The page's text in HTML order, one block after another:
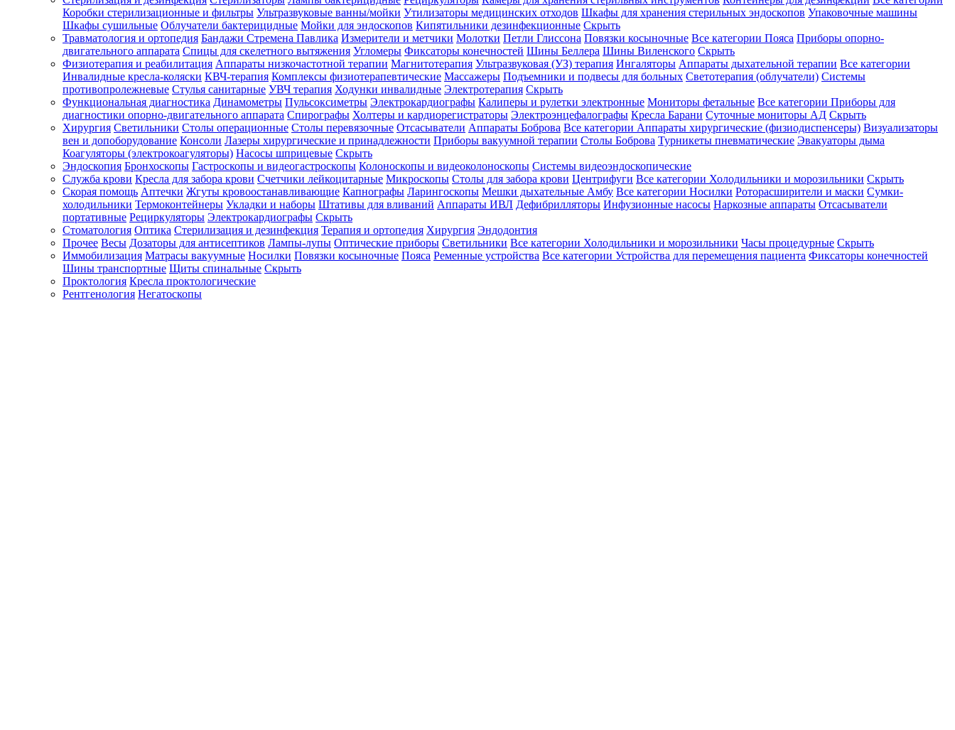
Зарегистрироваться
Зачем
регистрироваться?
Все
покупки
в
одном
месте
Личный
менеджер
Отслеживание
статуса
заказа
Коробки стерилизационные и фильтры Ультразвуковые ванны/мойки Утилизаторы медицинских отходов Шкафы для хранения стерильных эндоскопов Упаковочные машины
Шкафы сушильные Облучатели бактерицидные Мойки для эндоскопов Кипятильники дезинфекционные Скрыть
Травматология и ортопедия Бандажи Стремена Павлика Измерители и метчики Молотки Петли Глиссона Повязки косыночные Все категории Пояса Приборы опорно-
двигательного аппарата Спицы для скелетного вытяжения Угломеры Фиксаторы конечностей Шины Беллера Шины Виленского Скрыть
Физиотерапия и реабилитация Аппараты низкочастотной терапии Магнитотерапия Ультразвуковая (УЗ) терапия Ингаляторы Аппараты дыхательной терапии Все категории
Инвалидные кресла-коляски КВЧ-терапия Комплексы физиотерапевтические Массажеры Подъемники и подвесы для больных Светотерапия (облучатели) Системы
противопролежневые Стулья санитарные УВЧ терапия Ходунки инвалидные Электротерапия Скрыть
Функциональная диагностика Динамометры Пульсоксиметры Электрокардиографы Калиперы и рулетки электронные Мониторы фетальные Все категории Приборы для
диагностики опорно-двигательного аппарата Спирографы Холтеры и кардиорегистраторы Электроэнцефалографы Кресла Барани Суточные мониторы АД Скрыть
Хирургия Светильники Столы операционные Столы перевязочные Отсасыватели Аппараты Боброва Все категории Аппараты хирургические (физиодиспенсеры) Визуализаторы
вен и допоборудование Консоли Лазеры хирургические и принадлежности Приборы вакуумной терапии Столы Боброва Турникеты пневматические Эвакуаторы дыма
Коагуляторы (электрокоагуляторы) Насосы шприцевые Скрыть
Эндоскопия Бронхоскопы Гастроскопы и видеогастроскопы Колоноскопы и видеоколоноскопы Системы видеоэндоскопические
Служба крови Кресла для забора крови Счетчики лейкоцитарные Микроскопы Столы для забора крови Центрифуги Все категории Холодильники и морозильники Скрыть
Скорая помощь Аптечки Жгуты кровоостанавливающие Капнографы Ларингоскопы Мешки дыхательные Амбу Все категории Носилки Роторасширители и маски Сумки-
холодильники Термоконтейнеры Укладки и наборы Штативы для вливаний Аппараты ИВЛ Дефибрилляторы Инфузионные насосы Наркозные аппараты Отсасыватели
портативные Рециркуляторы Электрокардиографы Скрыть
Стоматология Оптика Стерилизация и дезинфекция Терапия и ортопедия Хирургия Эндодонтия
Прочее Весы Дозаторы для антисептиков Лампы-лупы Оптические приборы Светильники Все категории Холодильники и морозильники Часы процедурные Скрыть
Иммобилизация Матрасы вакуумные Носилки Повязки косыночные Пояса Ременные устройства Все категории Устройства для перемещения пациента Фиксаторы конечностей
Шины транспортные Щиты спинальные Скрыть
Проктология Кресла проктологические
Рентгенология Негатоскопы